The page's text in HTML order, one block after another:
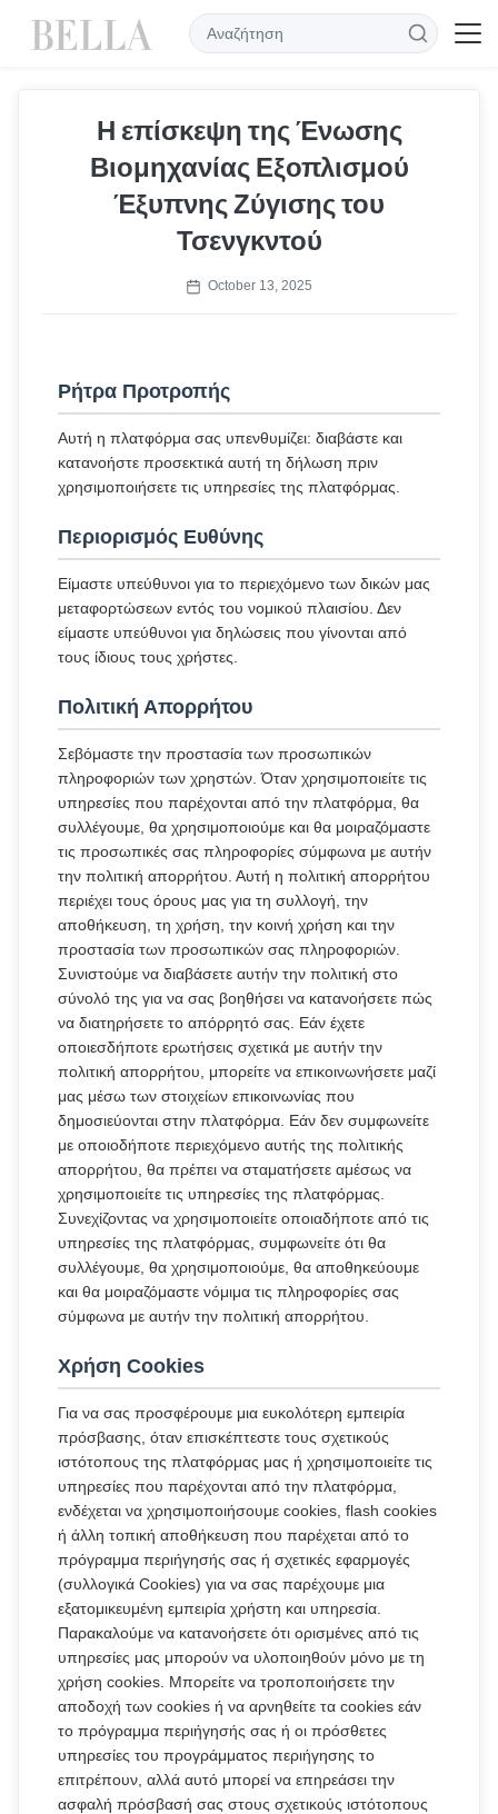
Η επίσκεψη της Ένωσης
Βιομηχανίας Εξοπλισμού
Έξυπνης Ζύγισης του
Τσενγκντού
October 13, 2025
Ρήτρα Προτροπής
Αυτή η πλατφόρμα σας υπενθυμίζει: διαβάστε και
κατανοήστε προσεκτικά αυτή τη δήλωση πριν
χρησιμοποιήσετε τις υπηρεσίες της πλατφόρμας.
Περιορισμός Ευθύνης
Είμαστε υπεύθυνοι για το περιεχόμενο των δικών μας
μεταφορτώσεων εντός του νομικού πλαισίου. Δεν
είμαστε υπεύθυνοι για δηλώσεις που γίνονται από
τους ίδιους τους χρήστες.
Πολιτική Απορρήτου
Σεβόμαστε την προστασία των προσωπικών
πληροφοριών των χρηστών. Όταν χρησιμοποιείτε τις
υπηρεσίες που παρέχονται από την πλατφόρμα, θα
συλλέγουμε, θα χρησιμοποιούμε και θα μοιραζόμαστε
τις προσωπικές σας πληροφορίες σύμφωνα με αυτήν
την πολιτική απορρήτου. Αυτή η πολιτική απορρήτου
περιέχει τους όρους μας για τη συλλογή, την
αποθήκευση, τη χρήση, την κοινή χρήση και την
προστασία των προσωπικών σας πληροφοριών.
Συνιστούμε να διαβάσετε αυτήν την πολιτική στο
σύνολό της για να σας βοηθήσει να κατανοήσετε πώς
να διατηρήσετε το απόρρητό σας. Εάν έχετε
οποιεσδήποτε ερωτήσεις σχετικά με αυτήν την
πολιτική απορρήτου, μπορείτε να επικοινωνήσετε μαζί
μας μέσω των στοιχείων επικοινωνίας που
δημοσιεύονται στην πλατφόρμα. Εάν δεν συμφωνείτε
με οποιοδήποτε περιεχόμενο αυτής της πολιτικής
απορρήτου, θα πρέπει να σταματήσετε αμέσως να
χρησιμοποιείτε τις υπηρεσίες της πλατφόρμας.
Συνεχίζοντας να χρησιμοποιείτε οποιαδήποτε από τις
υπηρεσίες της πλατφόρμας, συμφωνείτε ότι θα
συλλέγουμε, θα χρησιμοποιούμε, θα αποθηκεύουμε
και θα μοιραζόμαστε νόμιμα τις πληροφορίες σας
σύμφωνα με αυτήν την πολιτική απορρήτου.
Χρήση Cookies
Για να σας προσφέρουμε μια ευκολότερη εμπειρία
πρόσβασης, όταν επισκέπτεστε τους σχετικούς
ιστότοπους της πλατφόρμας μας ή χρησιμοποιείτε τις
υπηρεσίες που παρέχονται από την πλατφόρμα,
ενδέχεται να χρησιμοποιήσουμε cookies, flash cookies
ή άλλη τοπική αποθήκευση που παρέχεται από το
πρόγραμμα περιήγησής σας ή σχετικές εφαρμογές
(συλλογικά Cookies) για να σας παρέχουμε μια
εξατομικευμένη εμπειρία χρήστη και υπηρεσία.
Παρακαλούμε να κατανοήσετε ότι ορισμένες από τις
υπηρεσίες μας μπορούν να υλοποιηθούν μόνο με τη
χρήση cookies. Μπορείτε να τροποποιήσετε την
αποδοχή των cookies ή να αρνηθείτε τα cookies εάν
το πρόγραμμα περιήγησής σας ή οι πρόσθετες
υπηρεσίες του προγράμματος περιήγησης το
επιτρέπουν, αλλά αυτό μπορεί να επηρεάσει την
ασφαλή πρόσβασή σας στους σχετικούς ιστότοπους